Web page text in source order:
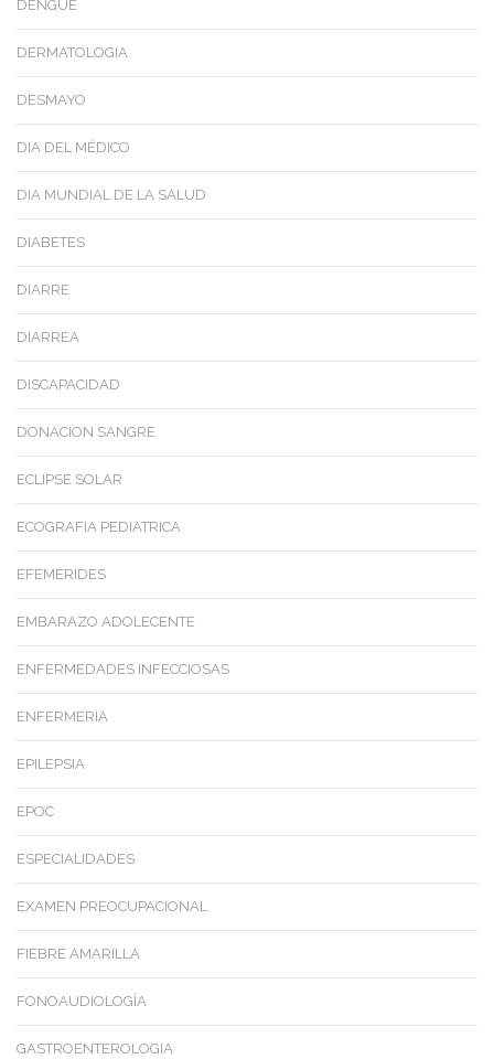
DENGUE
DERMATOLOGIA
DESMAYO
DIA DEL MÉDICO
DIA MUNDIAL DE LA SALUD
DIABETES
DIARRE
DIARREA
DISCAPACIDAD
DONACION SANGRE
ECLIPSE SOLAR
ECOGRAFIA PEDIATRICA
EFEMERIDES
EMBARAZO ADOLECENTE
ENFERMEDADES INFECCIOSAS
ENFERMERIA
EPILEPSIA
EPOC
ESPECIALIDADES
EXAMEN PREOCUPACIONAL
FIEBRE AMARILLA
FONOAUDIOLOGÍA
GASTROENTEROLOGIA